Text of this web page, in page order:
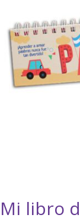
Mi libro